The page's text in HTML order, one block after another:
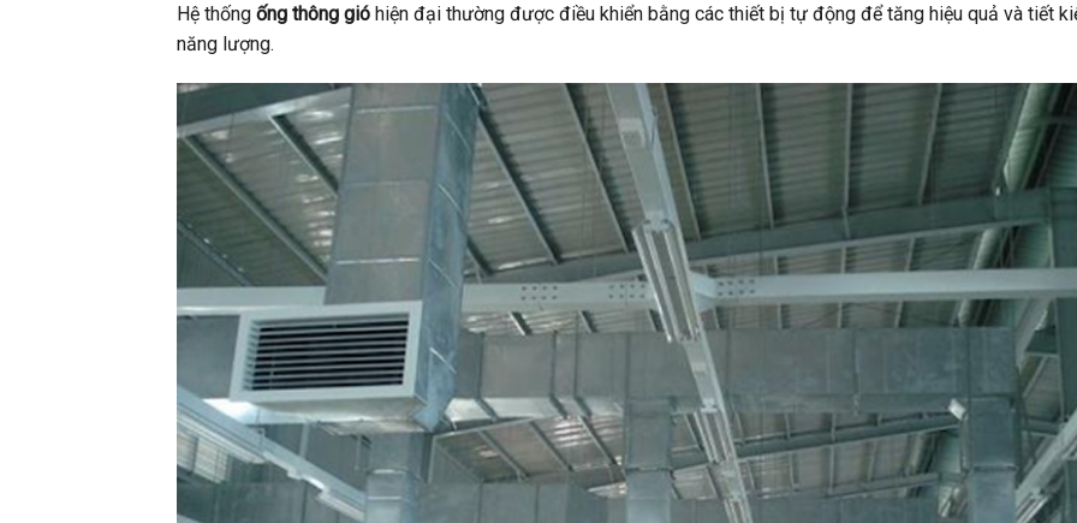
Hệ thống ống thông gió hiện đại thường được điều khiển bằng các thiết bị tự động để tăng hiệu quả và tiết
năng lượng.